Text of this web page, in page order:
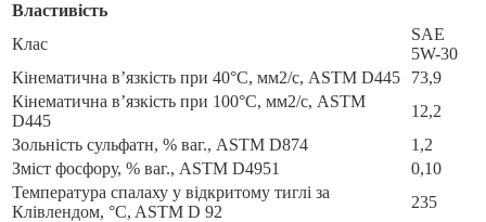
Властивість
Клас
SAE
5W-30
Кінематична в’язкість при 40°C, мм2/с, ASTM D445
73,9
Кінематична в’язкість при 100°C, мм2/с, ASTM
D445
12,2
Зольність сульфатн, % ваг., ASTM D874
1,2
Зміст фосфору, % ваг., ASTM D4951
0,10
Температура спалаху у відкритому тиглі за
Клівлендом, °C, ASTM D 92
235